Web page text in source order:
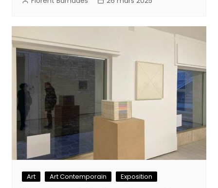
Art Art Contemporain Exposition